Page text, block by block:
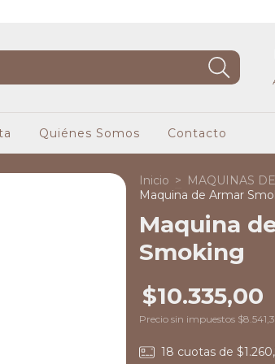
Quiénes Somos Contacto
Inicio > MAQUINAS
Maquina de Armar
Maquina
Smoking
$10.335,00
Precio sin impuestos
18 cuotas de